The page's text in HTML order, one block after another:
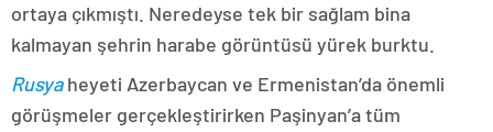
ortaya çıkmıştı. Neredeyse tek bir sağlam bina
kalmayan şehrin harabe görüntüsü yürek burktu.
Rusyaheyeti Azerbaycan ve Ermenistan’da önemli
görüşmeler gerçekleştirirken Paşinyan’a tüm